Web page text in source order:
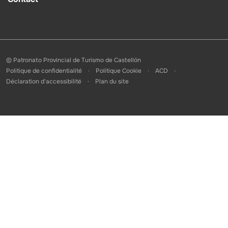
© Patronato Provincial de Turismo de Castellón
Politique de confidentialité
Politique Cookie
ACD
Déclaration d'accessibilité
Plan du site